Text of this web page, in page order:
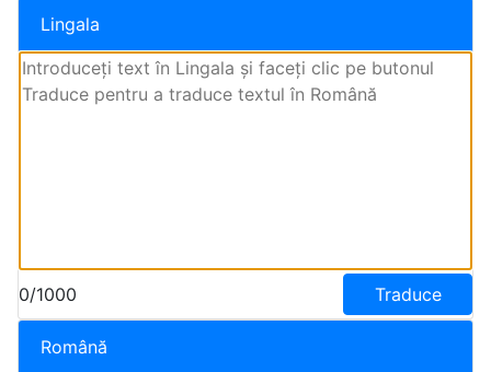
Lingala
0/1000 Traduce
Română